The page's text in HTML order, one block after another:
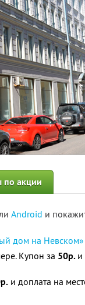
по акции
Android и
дом на Невском»
Купон за 50р. и
и доплата на